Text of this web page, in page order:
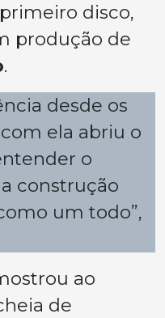
disco,
produção de
.
desde os
ela abriu o
o
construção
um todo”,
ao
de